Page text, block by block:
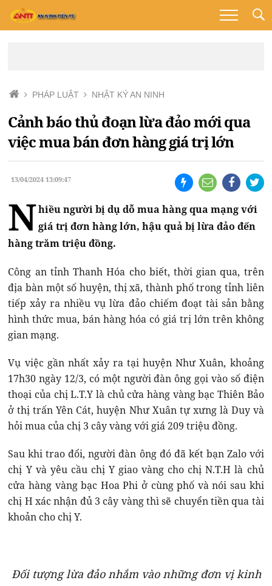
PHÁP LUẬT NHẬT KÝ AN NINH
Cảnh báo thủ đoạn lừa đảo mới qua
việc mua bán đơn hàng giá trị lớn
13/04/2024 13:09:47
Nhiều người bị dụ dỗ mua hàng qua mạng với
giá trị đơn hàng lớn, hậu quả bị lừa đảo đến
hàng trăm triệu đồng.
Công an tỉnh Thanh Hóa cho biết, thời gian qua, trên
địa bàn một số huyện, thị xã, thành phố trong tỉnh liên
tiếp xảy ra nhiều vụ lừa đảo chiếm đoạt tài sản bằng
hình thức mua, bán hàng hóa có giá trị lớn trên không
gian mạng.
Vụ việc gần nhất xảy ra tại huyện Như Xuân, khoảng
17h30 ngày 12/3, có một người đàn ông gọi vào số điện
thoại của chị L.T.Y là chủ cửa hàng vàng bạc Thiên Bảo
ở thị trấn Yên Cát, huyện Như Xuân tự xưng là Duy và
hỏi mua của chị 3 cây vàng với giá 209 triệu đồng.
Sau khi trao đổi, người đàn ông đó đã kết bạn Zalo với
chị Y và yêu cầu chị Y giao vàng cho chị N.T.H là chủ
cửa hàng vàng bạc Hoa Phi ở cùng phố và nói sau khi
chị H xác nhận đủ 3 cây vàng thì sẽ chuyển tiền qua tài
khoản cho chị Y.
Đối tượng lừa đảo nhắm vào những đơn vị kinh